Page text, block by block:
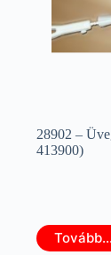
28902 –
413900)
Tovább...